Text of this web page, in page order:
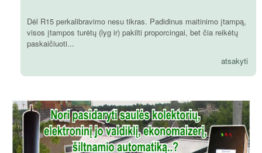
Dėl R15 perkalibravimo nesu tikras. Padidinus maitinimo įtampą,
visos įtampos turėtų (lyg ir) pakilti proporcingai, bet čia reikėtų
paskaičiuoti...
atsakyti